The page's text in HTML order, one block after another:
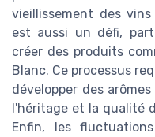
vieillissement des
est aussi un défi,
créer des produits
Blanc. Ce processus
développer des
l'héritage et la qualité
Enfin, les